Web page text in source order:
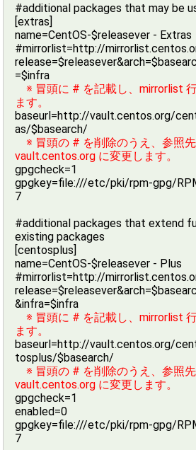
#additional packages that may be
[extras]
name=CentOS-$releasever - Extras
#mirrorlist=http://
=$infra
※ 冒頭に # を記載し、mirrorlist
ます。
baseurl=http://vault.centos.org/
as/$basearch/
※ 冒頭の # を削除のうえ、参照
vault.centos.org に変更します。
gpgcheck=1
gpgkey=file:///etc/pki/rpm-gpg/
7
#additional packages that extend
existing packages
[centosplus]
name=CentOS-$releasever - Plus
#mirrorlist=http://
&infra=$infra
※ 冒頭に # を記載し、mirrorlist
ます。
baseurl=http://vault.centos.org/
tosplus/$basearch/
※ 冒頭の # を削除のうえ、参照
vault.centos.org に変更します。
gpgcheck=1
enabled=0
gpgkey=file:///etc/pki/rpm-gpg/
7